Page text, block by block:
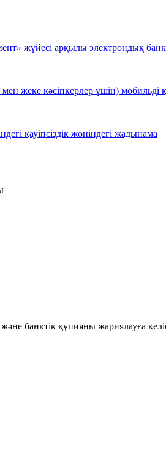
жүйесі арқылы электрондық банк
жеке кәсіпкерлер үшін)
қауіпсіздік жөніндегі жадынама
банктік құпияны жариялауға